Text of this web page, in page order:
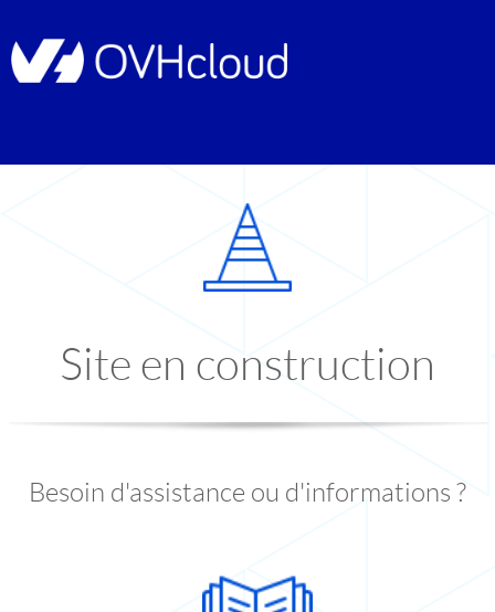
Site en construction
Besoin d'assistance ou d'informations ?